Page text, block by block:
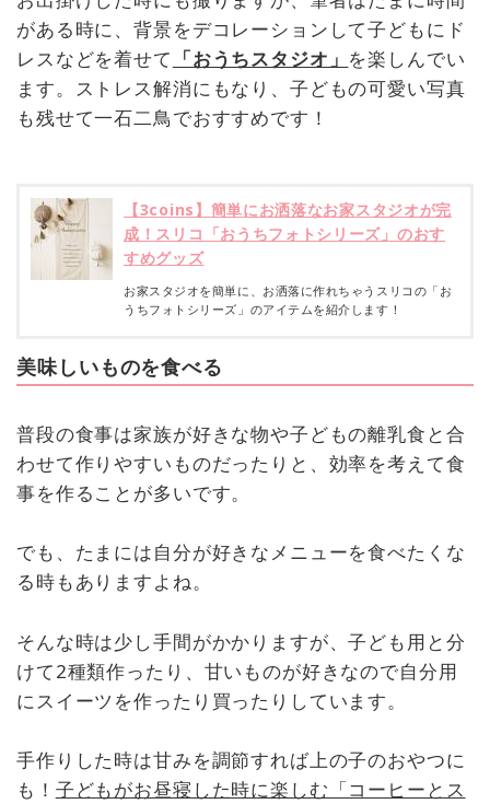
がある時に、背景をデコレーションして子どもにド
レスなどを着せて 「おうちスタジオ」 を楽しんでい
ます。ストレス解消にもなり、子どもの可愛い写真
も残せて一石二鳥でおすすめです！
【3coins】簡単にお洒落なお家スタジオが完
成！スリコ「おうちフォトシリーズ」のおす
すめグッズ
お家スタジオを簡単に、お洒落に作れちゃうスリコの「お
うちフォトシリーズ」のアイテムを紹介します！
美味しいものを食べる
普段の食事は家族が好きな物や子どもの離乳食と合
わせて作りやすいものだったりと、効率を考えて食
事を作ることが多いです。
でも、たまには自分が好きなメニューを食べたくな
る時もありますよね。
そんな時は少し手間がかかりますが、子ども用と分
けて2種類作ったり、甘いものが好きなので自分用
にスイーツを作ったり買ったりしています。
手作りした時は甘みを調節すれば上の子のおやつに
も！ 子どもがお昼寝した時に楽しむ「コーヒーとス